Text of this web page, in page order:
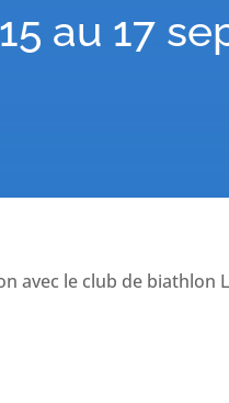
au 17
avec le club de biathlon